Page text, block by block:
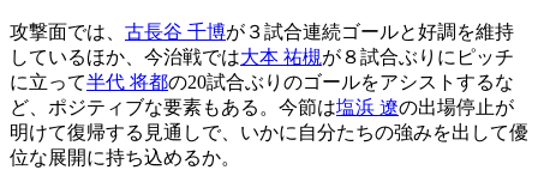
攻撃面では、 古長谷 千博が３試合連続ゴールと好調を維持
しているほか、今治戦では大本 祐槻が８試合ぶりにピッチ
に立って半代 将都の20試合ぶりのゴールをアシストするな
ど、ポジティブな要素もある。今節は塩浜 遼の出場停止が
明けて復帰する見通しで、いかに自分たちの強みを出して優
位な展開に持ち込めるか。